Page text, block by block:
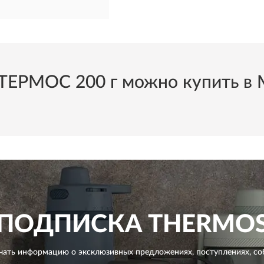
200 г можно купить в
информацию о эксклюзивных предложениях,поступлениях,